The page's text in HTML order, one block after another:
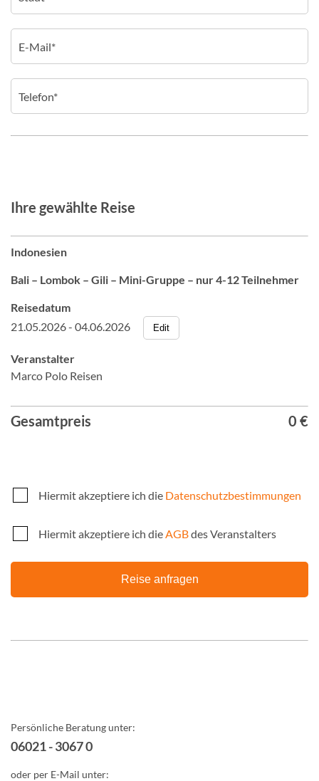
Ihre gewählte Reise
Indonesien
Bali – Lombok – Gili – Mini-Gruppe – nur 4-12 Teilnehmer
Reisedatum
21.05.2026 - 04.06.2026
Edit
Veranstalter
Marco Polo Reisen
Gesamtpreis 0 €
Hiermit akzeptiere ich die Datenschutzbestimmungen
Hiermit akzeptiere ich dieAGBdes Veranstalters
Reise anfragen
Persönliche Beratung unter:
06021 - 3067 0
oder per E-Mail unter: